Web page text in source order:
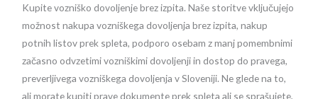
Kupite vozniško dovoljenje brez izpita. Naše storitve vključujejo
možnost nakupa vozniškega dovoljenja brez izpita, nakup
potnih listov prek spleta, podporo osebam z manj pomembnimi
začasno odvzetimi vozniškimi dovoljenji in dostop do pravega,
preverljivega vozniškega dovoljenja v Sloveniji. Ne glede na to,
ali morate kupiti prave dokumente prek spleta ali se sprašujete,